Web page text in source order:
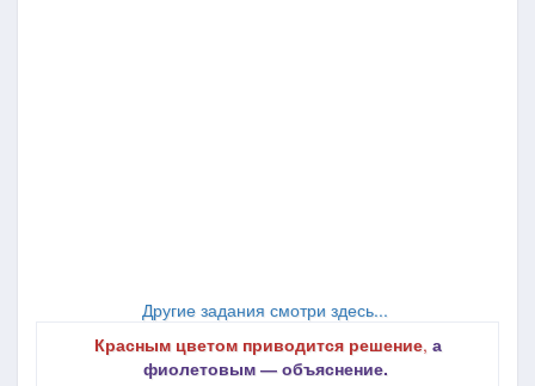
Другие задания смотри здесь...
Красным цветом приводится решение, а
фиолетовым ― объяснение.